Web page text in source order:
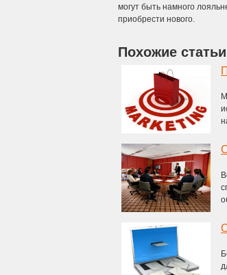
могут быть намного
приобрести нового.
Похожие